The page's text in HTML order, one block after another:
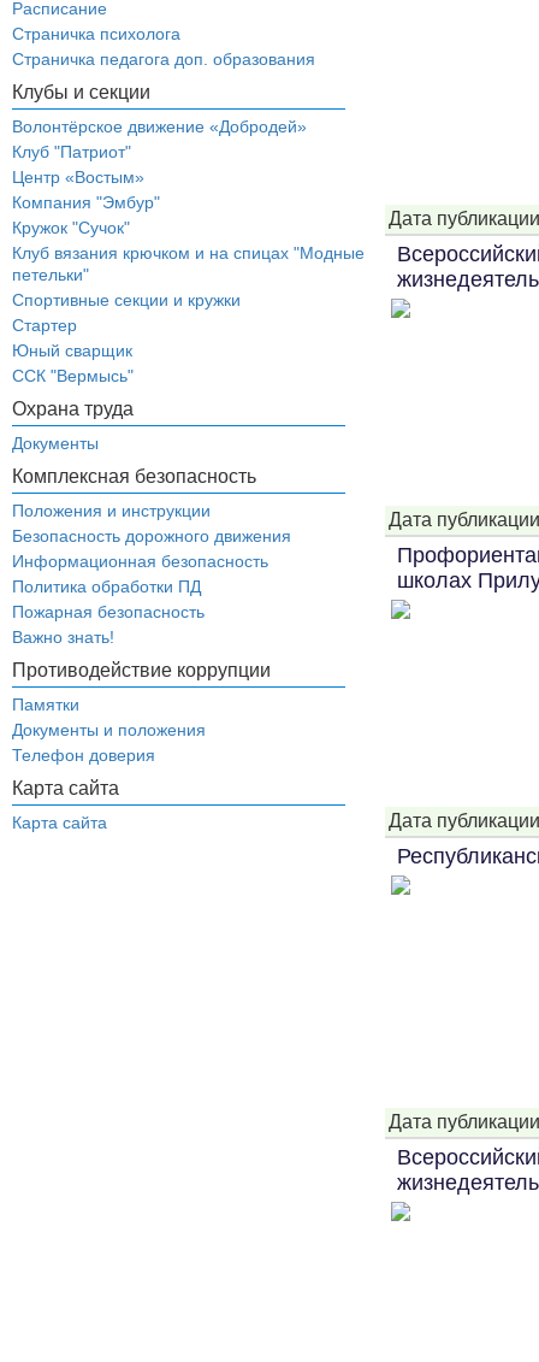
Расписание
Страничка психолога
Страничка педагога доп. образования
Клубы и секции
Волонтёрское движение «Добродей»
Клуб "Патриот"
Центр «Востым»
Компания "Эмбур"
Кружок "Сучок"
Клуб вязания крючком и на спицах "Модные
петельки"
Спортивные секции и кружки
Стартер
Юный сварщик
ССК "Вермысь"
Охрана труда
Документы
Комплексная безопасность
Положения и инструкции
Безопасность дорожного движения
Информационная безопасность
Политика обработки ПД
Пожарная безопасность
Важно знать!
Противодействие коррупции
Памятки
Документы и положения
Телефон доверия
Карта сайта
Карта сайта
Дата
Дата
школах
Дата
Дата